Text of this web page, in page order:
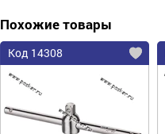
Похожие товары
Код 14308